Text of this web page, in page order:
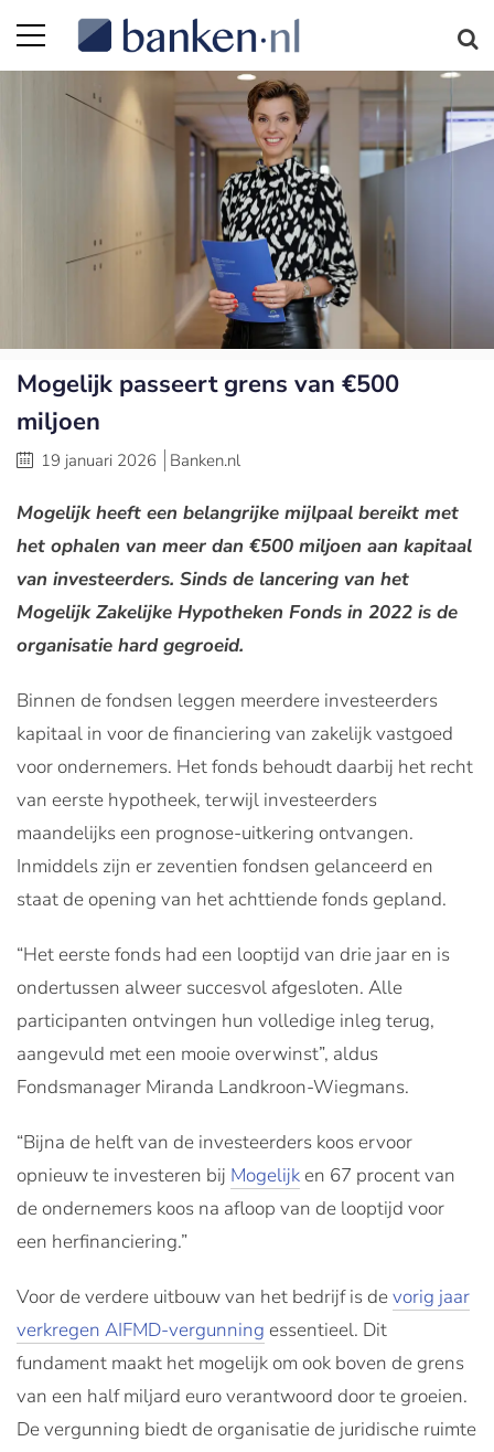
Mogelijk passeert grens van €500
miljoen
19 januari 2026 Banken.nl
Mogelijk heeft een belangrijke mijlpaal bereikt met
het ophalen van meer dan €500 miljoen aan kapitaal
van investeerders. Sinds de lancering van het
Mogelijk Zakelijke Hypotheken Fonds in 2022 is de
organisatie hard gegroeid.
Binnen de fondsen leggen meerdere investeerders
kapitaal in voor de financiering van zakelijk vastgoed
voor ondernemers. Het fonds behoudt daarbij het recht
van eerste hypotheek, terwijl investeerders
maandelijks een prognose-uitkering ontvangen.
Inmiddels zijn er zeventien fondsen gelanceerd en
staat de opening van het achttiende fonds gepland.
“Het eerste fonds had een looptijd van drie jaar en is
ondertussen alweer succesvol afgesloten. Alle
participanten ontvingen hun volledige inleg terug,
aangevuld met een mooie overwinst”, aldus
Fondsmanager Miranda Landkroon-Wiegmans.
“Bijna de helft van de investeerders koos ervoor
opnieuw te investeren bij Mogelijk en 67 procent van
de ondernemers koos na afloop van de looptijd voor
een herfinanciering.”
Voor de verdere uitbouw van het bedrijf is devorig jaar
verkregen AIFMD-vergunning essentieel. Dit
fundament maakt het mogelijk om ook boven de grens
van een half miljard euro verantwoord door te groeien.
De vergunning biedt de organisatie de juridische ruimte